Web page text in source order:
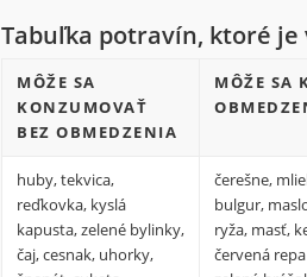
Tabuľka potravín, ktoré
MÔŽE SA
KONZUMOVAŤ
BEZ OBMEDZENIA
MÔŽE SA
huby, tekvica,
reďkovka, kyslá
kapusta, zelené bylinky,
čaj, cesnak, uhorky,
čerešne,
bulgur,
ryža, masť,
červená